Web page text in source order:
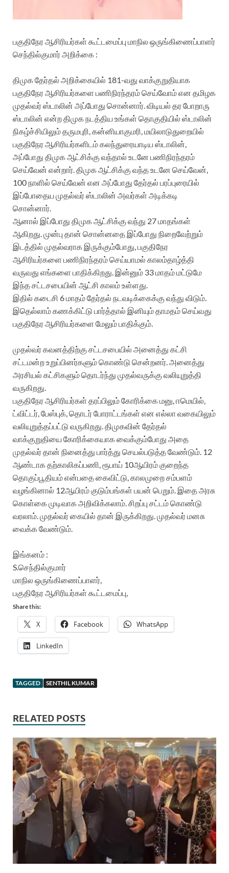
பகுதிநேர ஆசிரியர்கள் கூட்டமைப்பு மாநில ஒருங்கிணைப்பாளர்
செந்தில்குமார் அறிக்கை :
திமுக தேர்தல் அறிக்கையில் 181-வது வாக்குறுதியாக
பகுதிநேர ஆசிரியர்களை பணிநிரந்தரம் செய்வோம் என தமிழக
முதல்வர் ஸ்டாலின் அப்போது சொன்னார். விடியல் தர போறாரு
ஸ்டாலின் என்ற திமுக நடத்திய உங்கள் தொகுதியில் ஸ்டாலின்
நிகழ்ச்சியிலும் தருமபுரி, கன்னியாகுமரி, மயிலாடுதுறையில்
பகுதிநேர ஆசிரியர்களிடம் கலந்துரையாடிய ஸ்டாலின்,
அப்போது திமுக ஆட்சிக்கு வந்தால் உடனே பணிநிரந்தரம்
செய்வேன் என்றார். திமுக ஆட்சிக்கு வந்த உடனே செய்வேன்,
100 நாளில் செய்வேன் என அப்போது தேர்தல் பரப்புரையில்
இப்போதைய முதல்வர் ஸ்டாலின் அவர்கள் அடிக்கடி
சொன்னார்.
ஆனால் இப்போது திமுக ஆட்சிக்கு வந்து 27 மாதங்கள்
ஆகிறது. முன்பு தான் சொன்னதை இப்போது நிறைவேற்றும்
இடத்தில் முதல்வராக இருக்கும்போது, பகுதிநேர
ஆசிரியர்களை பணிநிரந்தரம் செய்யாமல் காலம்தாழ்த்தி
வருவது எங்களை பாதிக்கிறது. இன்னும் 33 மாதம் மட்டுமே
இந்த சட்டசபையின் ஆட்சி காலம் உள்ளது.
இதில் கடைசி 6 மாதம் தேர்தல் நடவடிக்கைக்கு வந்து விடும்.
இதெல்லாம் கணக்கிட்டு பார்த்தால் இனியும் தாமதம் செய்வது
பகுதிநேர ஆசிரியர்களை மேலும் பாதிக்கும்.
முதல்வர் கவனத்திற்கு சட்டசபையில் அனைத்து கட்சி
சட்டமன்ற உறுப்பினர்களும் கொண்டு சென்றனர். அனைத்து
அரசியல் கட்சிகளும் தொடர்ந்து முதல்வருக்கு வலியுறுத்தி
வருகிறது.
பகுதிநேர ஆசிரியர்கள் தரப்பிலும் கோரிக்கை மனு, ஈமெயில்,
ட்விட்டர், பேஸ்புக், தொடர் போராட்டங்கள் என எல்லா வகையிலும்
வலியுறுத்தப்பட்டு வருகிறது. திமுகவின் தேர்தல்
வாக்குறுதியை கோரிக்கையாக வைக்கும்போது அதை
முதல்வர் தான் நினைத்து பார்த்து செயல்படுத்த வேண்டும். 12
ஆண்டாக தற்காலிகப்பணி, ரூபாய் 10ஆயிரம் குறைந்த
தொகுப்பூதியம் என்பதை கைவிட்டு, காலமுறை சம்பளம்
வழங்கினால் 12ஆயிரம் குடும்பங்கள் பயன் பெறும். இதை அரசு
கொள்கை முடிவாக அறிவிக்கலாம். சிறப்பு சட்டம் கொண்டு
வரலாம். முதல்வர் கையில் தான் இருக்கிறது. முதல்வர் மனசு
வைக்க வேண்டும்.
இங்கனம் :
S.செந்தில்குமார்
மாநில ஒருங்கிணைப்பாளர்,
பகுதிநேர ஆசிரியர்கள் கூட்டமைப்பு,
Share this:
X Facebook WhatsApp
LinkedIn
TAGGED SENTHIL KUMAR
RELATED POSTS